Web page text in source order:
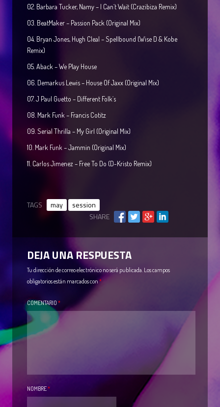
02. Barbara Tucker, Namy – I Can´t Wait (Crazibiza Remix)
03. BeatMaker – Passion Pack (Original Mix)
04. Bryan Jones, Hugh Cleal – Spellbound (Wise D & Kobe
Remix)
05. Aback – We Play House
06. Demarkus Lewis – House Of Jaxx (Original Mix)
07. J Paul Guetto – Different Folk´s
08. Mark Funk – Francis Cotitz
09. Serial Thrilla – My Girl (Original Mix)
10. Mark Funk – Jammin (Original Mix)
11. Carlos Jimenez – Free To Do (D-Kristo Remix)
TAGS may
session
SHARE
DEJA UNA RESPUESTA
Tu dirección de correo electrónico no será publicada. Los campos
obligatorios están marcados con *
COMENTARIO *
NOMBRE*